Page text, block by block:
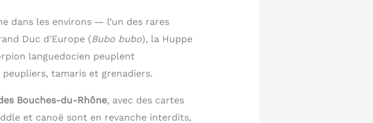
dans les environs — l’un des rares
Duc d’Europe (Bubo bubo), la Huppe
languedocien peuplent
tamaris et grenadiers.
Bouches-du-Rhône, avec des cartes
et canoë sont en revanche interdits,